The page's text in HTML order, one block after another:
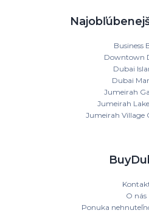
Business
Downtown
Dubai
Dubai
Jumeirah
Jumeirah
Jumeirah Village
O nás
Ponuka